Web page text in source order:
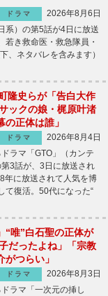
ドラマ
2026年8月6日
系）の第5話が4日に放送
き救命医・救急隊員・
、ネタバレを含みます）
隆史らが「告白大作
ックの娘・梶原叶渚
正体は誰」
ドラマ
2026年8月4日
ラマ「GTO」（カンテ
3話が、3日に放送され
に放送されて人気を博
て復活。50代になった“
“唯”白石聖の正体が
だったよね」「宗教
がつらい」
ドラマ
2026年8月3日
ラマ「一次元の挿し